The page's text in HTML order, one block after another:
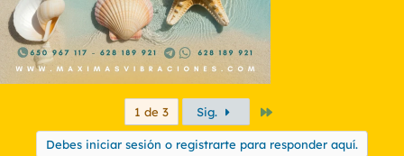
1 de 3 Sig.
Debes iniciar sesión o registrarte para responder aquí.